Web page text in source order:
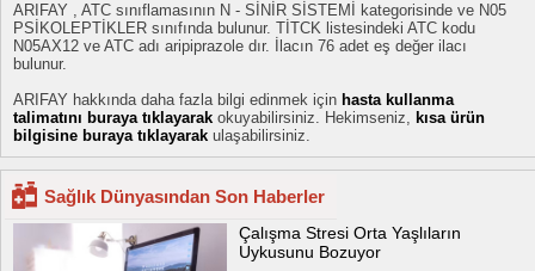
ARIFAY , ATC sınıflamasının N - SİNİR SİSTEMİ kategorisinde ve N05
PSİKOLEPTİKLER sınıfında bulunur. TİTCK listesindeki ATC kodu
N05AX12 ve ATC adı aripiprazole dır. İlacın 76 adet eş değer ilacı
bulunur.
ARIFAY hakkında daha fazla bilgi edinmek için hasta kullanma
talimatını buraya tıklayarak okuyabilirsiniz. Hekimseniz, kısa ürün
bilgisine buraya tıklayarak ulaşabilirsiniz.
Sağlık Dünyasından Son Haberler
Çalışma Stresi Orta Yaşlıların
Uykusunu Bozuyor